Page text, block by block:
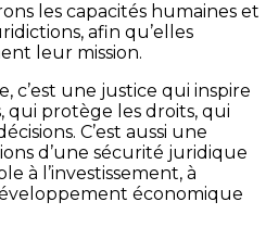
les capacités humaines et
afin qu’elles
leur mission.
c’est une justice qui inspire
qui protège les droits, qui
C’est aussi une
d’une sécurité juridique
à l’investissement, à
économique